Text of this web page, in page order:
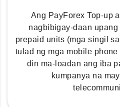
Ang PayForex Top-up
nagbibigay-daan
prepaid units (mga singil
tulad ng mga mobile
din ma-loadan ang iba
kumpanya na